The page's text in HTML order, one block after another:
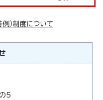
）制度について
5